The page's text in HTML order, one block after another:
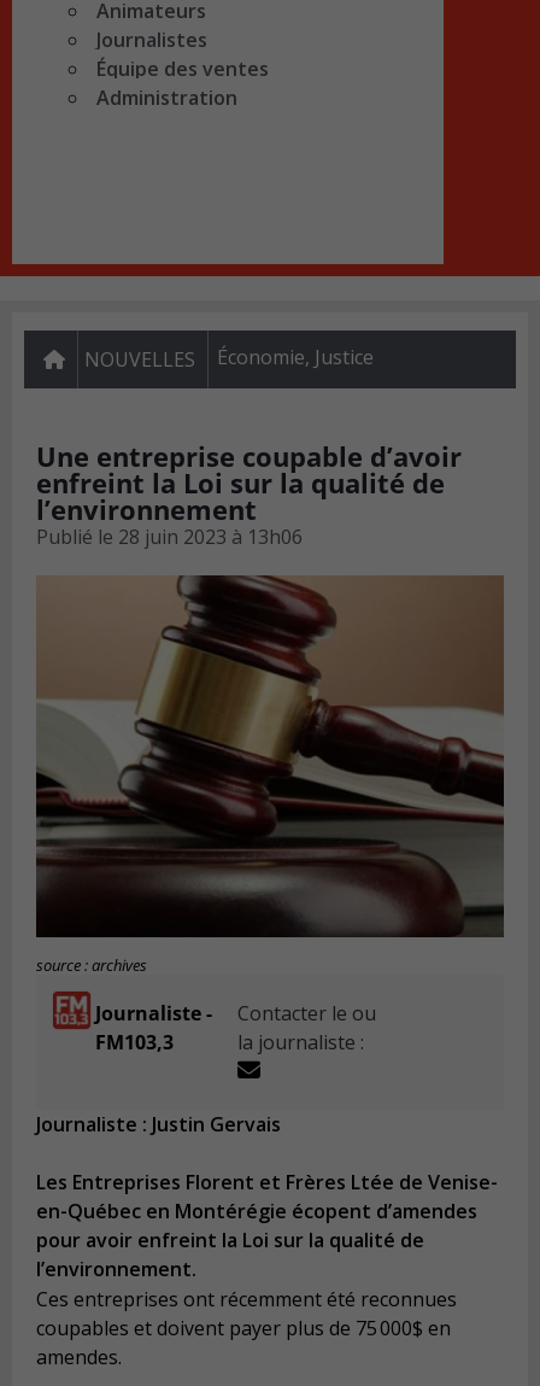
Animateurs
Journalistes
Équipe des ventes
Administration
NOUVELLES Économie, Justice
Une entreprise coupable d’avoir
enfreint la Loi sur la qualité de
l’environnement
Publié le 28 juin 2023 à 13h06
source : archives
Journaliste -
FM103,3
Contacter le ou
la journaliste :
Journaliste : Justin Gervais
Les Entreprises Florent et Frères Ltée de Venise-
en-Québec en Montérégie écopent d’amendes
pour avoir enfreint la Loi sur la qualité de
l’environnement.
Ces entreprises ont récemment été reconnues
coupables et doivent payer plus de 75 000$ en
amendes.